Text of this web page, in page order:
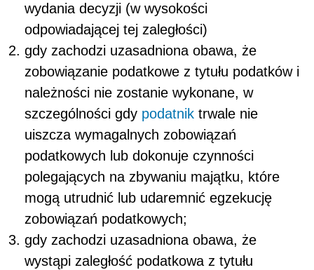
wydania decyzji (w wysokości
odpowiadającej tej zaległości)
gdy zachodzi uzasadniona obawa, że
zobowiązanie podatkowe z tytułu podatków i
należności nie zostanie wykonane, w
szczególności gdy podatnik trwale nie
uiszcza wymagalnych zobowiązań
podatkowych lub dokonuje czynności
polegających na zbywaniu majątku, które
mogą utrudnić lub udaremnić egzekucję
zobowiązań podatkowych;
gdy zachodzi uzasadniona obawa, że
wystąpi zaległość podatkowa z tytułu